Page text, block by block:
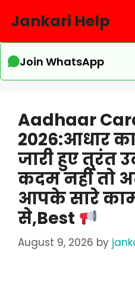
Jankari Help
Join WhatsApp
Aadhaar
2026:आधार
जारी हुए तुरंत
कदम नहीं तो
आपके सारे
से,Best
August 9, 2026 by